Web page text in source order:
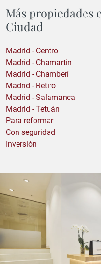
Más propiedades
Ciudad
Madrid - Centro
Madrid - Chamartin
Madrid - Chamberí
Madrid - Retiro
Madrid - Salamanca
Madrid - Tetuán
Para reformar
Con seguridad
Inversión